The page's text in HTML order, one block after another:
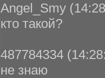
Angel_Smy
кто такой?
487784334
не знаю